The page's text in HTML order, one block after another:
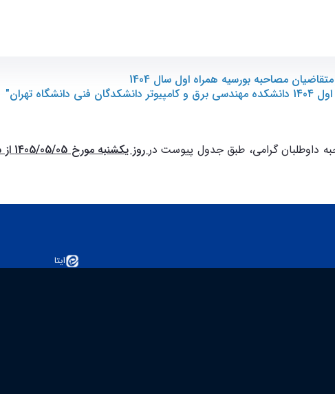
قابل توجه متقاضیان مصاحبه
مصاحبه بورسيه همراه اول سال 1404
تهران"
داوطلبان گرامی، طبق جدول پیوست درروز يكشنبه مورخ 05/‏05/‏1405 از ساعت 8 الی 10/30 صبح
ایتا